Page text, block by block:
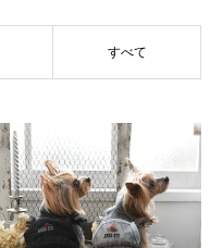
すべて